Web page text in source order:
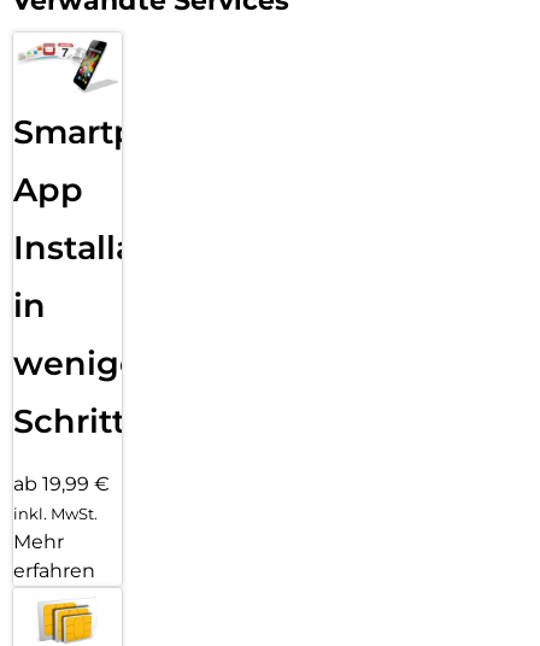
Smartphone
App
Installation
in
wenigen
Schritten
ab 19,99 €
inkl. MwSt.
Mehr
erfahren